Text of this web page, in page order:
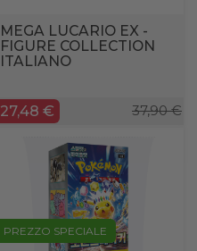
MEGA LUCARIO EX -
FIGURE COLLECTION
ITALIANO
27,48 € 37,90 €
PREZZO SPECIALE